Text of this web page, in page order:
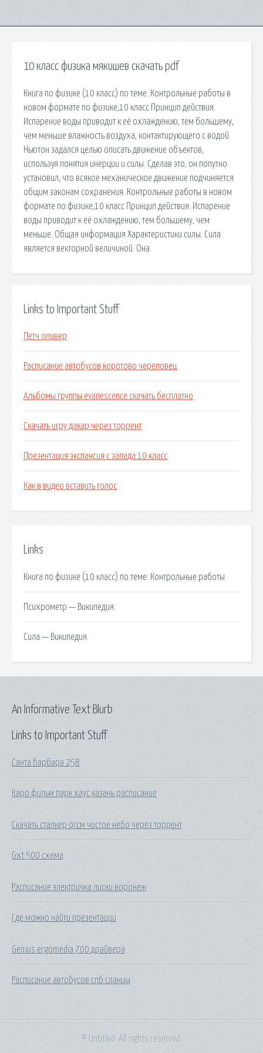
10 класс физика мякишев скачать pdf
Книга по физике (10 класс) по теме: Контрольные работы в
новом формате по физике,10 класс Принцип действия.
Испарение воды приводит к её охлаждению, тем большему,
чем меньше влажность воздуха, контактирующего с водой.
Ньютон задался целью описать движение объектов,
используя понятия инерции и силы. Сделав это, он попутно
установил, что всякое механическое движение подчиняется
общим законам сохранения. Контрольные работы в новом
формате по физике,10 класс Принцип действия. Испарение
воды приводит к её охлаждению, тем большему, чем
меньше. Общая информация Характеристики силы. Сила
является векторной величиной. Она.
Links to Important Stuff
Петч оливер
Расписание автобусов коротово череповец
Альбомы группы evanescence скачать бесплатно
Скачать игру дакар через торрент
Презентация экспансия с запада 10 класс
Как в видео вставить голос
Links
Книга по физике (10 класс) по теме: Контрольные работы.
Психрометр — Википедия.
Сила — Википедия.
Links to Important Stuff
Санта барбара 258
Каро фильм парк хаус казань расписание
Скачать сталкер огсм чистое небо через торрент
Gxt 500 схема
Расписание электричка лиски воронеж
Где можно найти презентации
Genius ergomedia 700 драйвера
Расписание автобусов спб сланцы
An Informative Text Blurb
© Untitled. All rights reserved.